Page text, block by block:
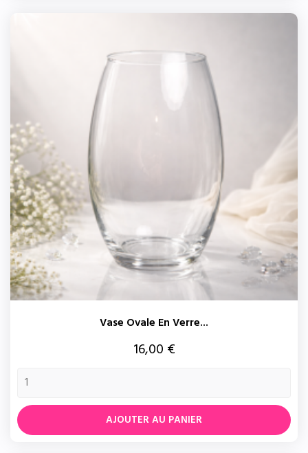
Vase Ovale En Verre...
Prix
16,00 €
AJOUTER AU PANIER